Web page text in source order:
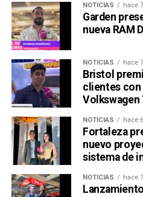
NOTICIAS hace
Garden
nueva RAM
NOTICIAS hace
Bristol
clientes con
Volkswagen
NOTICIAS hace
Fortaleza
nuevo
sistema de
NOTICIAS hace